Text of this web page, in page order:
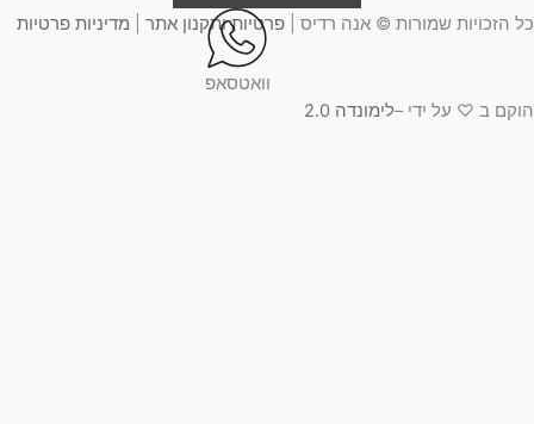
הזכויות שמורות © אנה רדיס | פרטיות ותקנון אתר| מדיניות פרטיות
ב ♡ על ידי – לימונדה 2.0
וואטסאפ